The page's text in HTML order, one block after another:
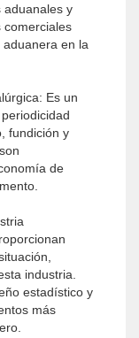
aduanales y
comerciales
en la
Es un
fundición y
de
industria.
estadístico y
más